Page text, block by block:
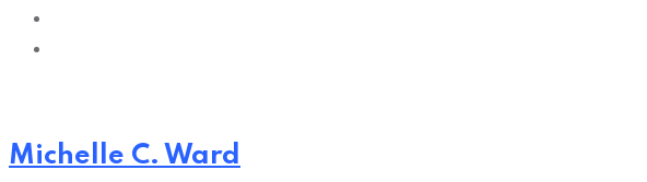
Michelle C. Ward